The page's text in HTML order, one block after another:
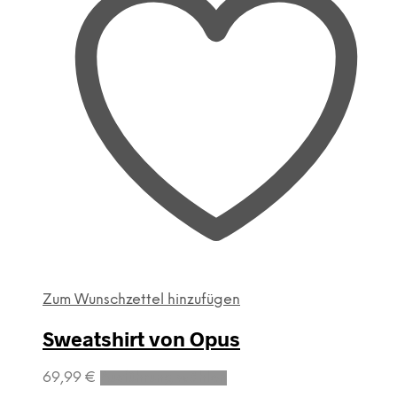
Zum Wunschzettel hinzufügen
Sweatshirt von Opus
69,99 €
Dieses